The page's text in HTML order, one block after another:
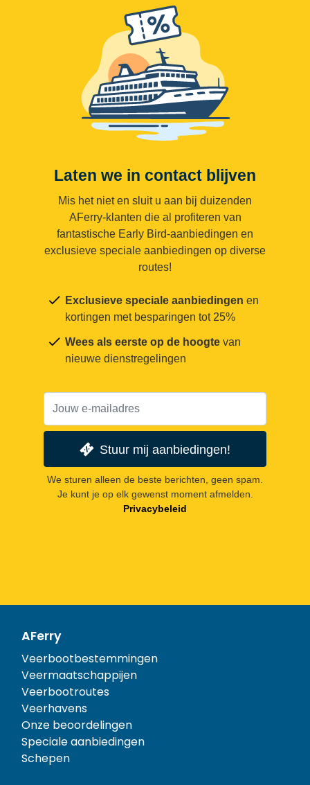
Laten we in contact blijven
Mis het niet en sluit u aan bij duizenden
AFerry-klanten die al profiteren van
fantastische Early Bird-aanbiedingen en
exclusieve speciale aanbiedingen op diverse
routes!
Exclusieve speciale aanbiedingen en
kortingen met besparingen tot 25%
Wees als eerste op de hoogte van
nieuwe dienstregelingen
Stuur mij aanbiedingen!
We sturen alleen de beste berichten, geen spam.
Je kunt je op elk gewenst moment afmelden.
Privacybeleid
AFerry
Veerbootbestemmingen
Veermaatschappijen
Veerbootroutes
Veerhavens
Onze beoordelingen
Speciale aanbiedingen
Schepen